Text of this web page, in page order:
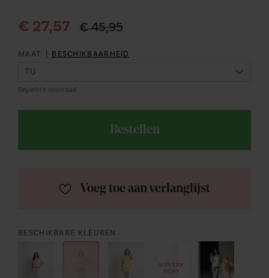
€ 27,57 € 45,95
MAAT | BESCHIKBAARHEID
Beperkte voorraad
BESCHIKBARE KLEUREN
UITVERK
OCHT
Bestellen
Voeg toe aan verlanglijst